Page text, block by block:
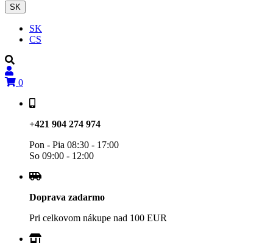
SK
SK
CS
0
+421 904 274 974
Pon - Pia 08:30 - 17:00
So 09:00 - 12:00
Doprava zadarmo
Pri celkovom nákupe nad 100 EUR